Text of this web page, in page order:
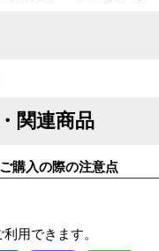
関連商品
購入の際の注意点
用できます。